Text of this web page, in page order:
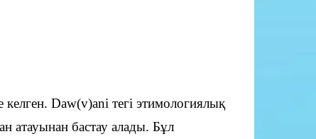
Daw(v)ani тегі этимологиялық
атауынан бастау алады. Бұл